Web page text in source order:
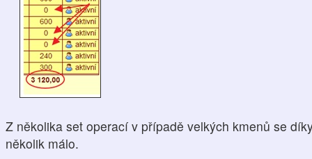
Z několika set operací v případě velkých kmenů se
několik málo.